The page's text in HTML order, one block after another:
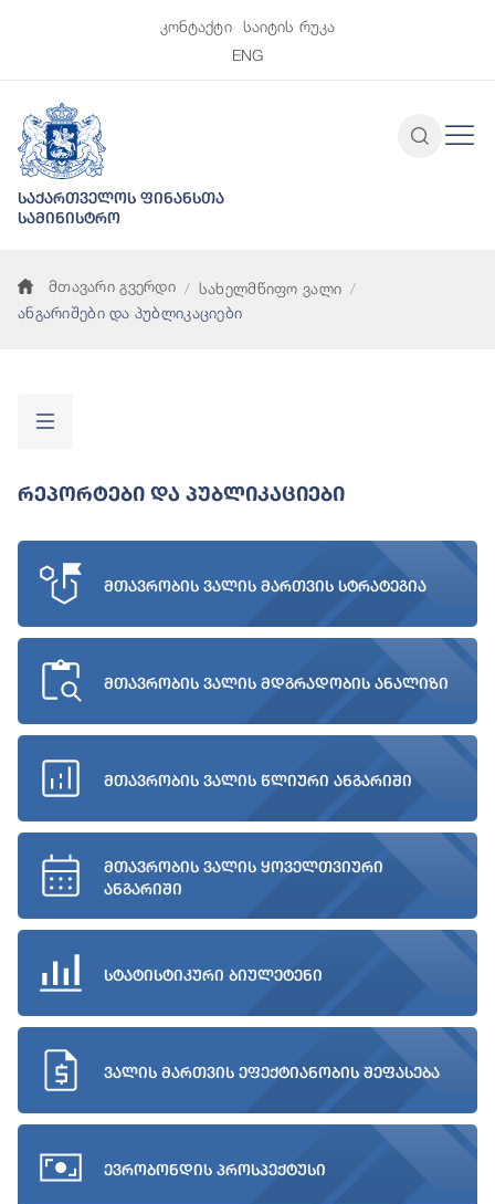
კონტაქტი
საიტის რუკა
ENG
საქართველოს ფინანსთა
სამინისტრო
მთავარი გვერდი
სახელმწიფო ვალი
ანგარიშები და პუბლიკაციები
Რეპორტები Და Პუბლიკაციები
მთავრობის ვალის მართვის სტრატეგია
მთავრობის ვალის მდგრადობის ანალიზი
მთავრობის ვალის წლიური ანგარიში
მთავრობის ვალის ყოველთვიური
ანგარიში
სტატისტიკური ბიულეტენი
ვალის მართვის ეფექტიანობის შეფასება
ევრობონდის პროსპექტუსი